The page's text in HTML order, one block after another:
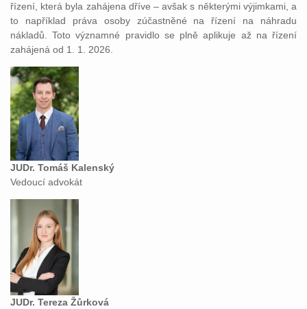
řízení, která byla zahájena dříve – avšak s některými výjimkami, a
to například práva osoby zúčastněné na řízení na náhradu
nákladů. Toto významné pravidlo se plně aplikuje až na řízení
zahájená od 1. 1. 2026.
JUDr. Tomáš Kalenský
Vedoucí advokát
JUDr. Tereza Žůrková